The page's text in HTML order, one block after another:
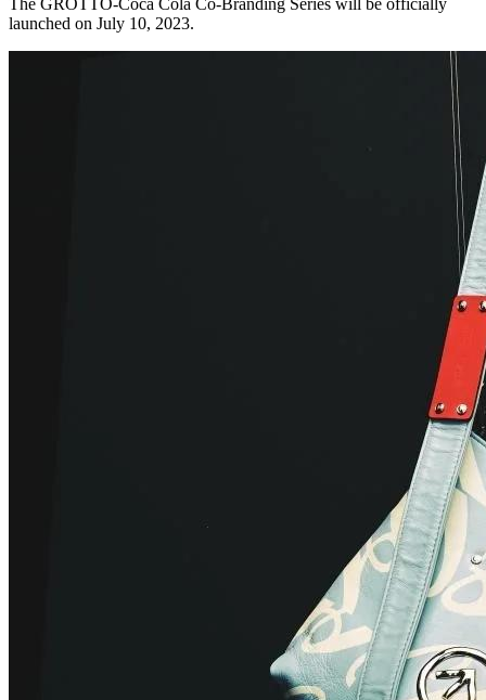
launched on July 10, 2023.